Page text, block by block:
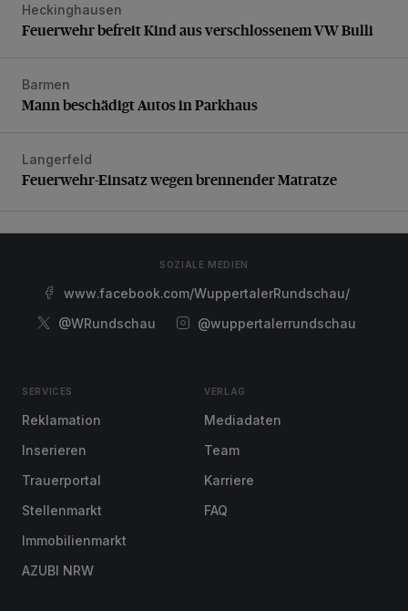
Feuerwehr befreit Kind aus verschlossenem VW Bulli
Heckinghausen
Feuerwehr befreit Kind aus verschlossenem VW Bulli
Mann beschädigt Autos in Parkhaus
Barmen
Mann beschädigt Autos in Parkhaus
Feuerwehr-Einsatz wegen brennender Matratze
Langerfeld
Feuerwehr-Einsatz wegen brennender Matratze
SOZIALE MEDIEN
www.facebook.com/WuppertalerRundschau/
@WRundschau
@wuppertalerrundschau
SERVICES
Reklamation
Inserieren
Trauerportal
Stellenmarkt
Immobilienmarkt
AZUBI NRW
VERLAG
Mediadaten
Team
Karriere
FAQ